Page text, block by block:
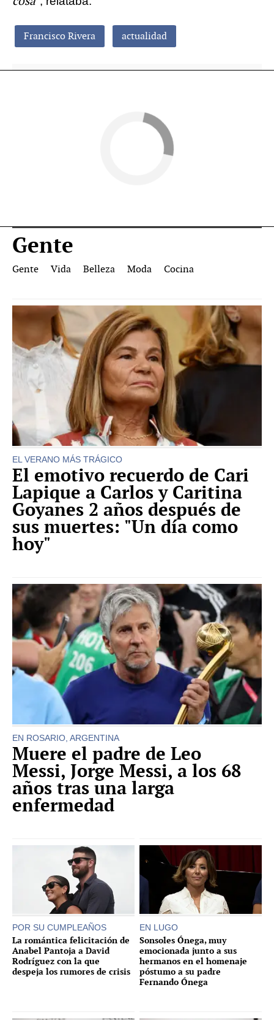
Francisco Rivera actualidad
Gente
Gente Vida Belleza Moda Cocina
EL VERANO MÁS TRÁGICO
El emotivo recuerdo de Cari
Lapique a Carlos y Caritina
Goyanes 2 años después de
sus muertes: "Un día como
hoy"
EN ROSARIO, ARGENTINA
Muere el padre de Leo
Messi, Jorge Messi, a los 68
años tras una larga
enfermedad
POR SU CUMPLEAÑOS
La romántica felicitación de
Anabel Pantoja a David
Rodríguez con la que
despeja los rumores de crisis
EN LUGO
Sonsoles Ónega, muy
emocionada junto a sus
hermanos en el homenaje
póstumo a su padre
Fernando Ónega